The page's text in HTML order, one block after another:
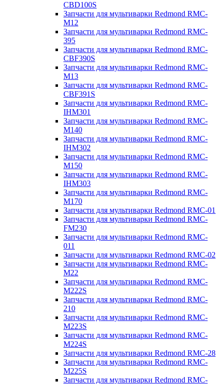
CBD100S
Запчасти для мультиварки Redmond RMC-
M12
Запчасти для мультиварки Redmond RMC-
395
Запчасти для мультиварки Redmond RMC-
CBF390S
Запчасти для мультиварки Redmond RMC-
M13
Запчасти для мультиварки Redmond RMC-
CBF391S
Запчасти для мультиварки Redmond RMC-
IHM301
Запчасти для мультиварки Redmond RMC-
M140
Запчасти для мультиварки Redmond RMC-
IHM302
Запчасти для мультиварки Redmond RMC-
M150
Запчасти для мультиварки Redmond RMC-
IHM303
Запчасти для мультиварки Redmond RMC-
M170
Запчасти для мультиварки Redmond RMC-01
Запчасти для мультиварки Redmond RMC-
FM230
Запчасти для мультиварки Redmond RMC-
011
Запчасти для мультиварки Redmond RMC-02
Запчасти для мультиварки Redmond RMC-
M22
Запчасти для мультиварки Redmond RMC-
M222S
Запчасти для мультиварки Redmond RMC-
210
Запчасти для мультиварки Redmond RMC-
M223S
Запчасти для мультиварки Redmond RMC-
M224S
Запчасти для мультиварки Redmond RMC-28
Запчасти для мультиварки Redmond RMC-
M225S
Запчасти для мультиварки Redmond RMC-